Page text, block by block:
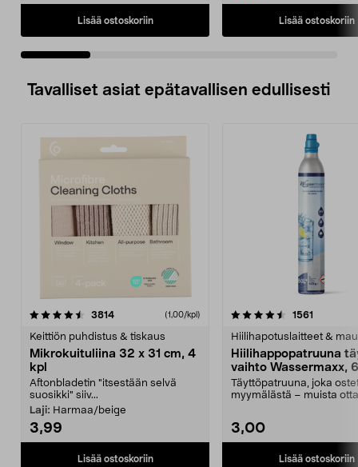
Lisää ostoskoriin Lisää ostoskoriin
Tavalliset asiat epätavallisen edullisesti
3814arvostelut (1,00/kpl)
Keittiön puhdistus & tiskaus
Mikrokuituliina 32 x 31 cm, 4
kpl
Aftonbladetin "itsestään selvä
suosikki" siiv...
Laji: Harmaa/beige
3,99
Lisää ostoskoriin
4.5viidestä
1561
Hiilihapotuslaitteet &
Hiilihappopatruuna
vaihto Wassermaxx,
Täyttöpatruuna, joka
myymälästä – muista
3,00
Lisää ostoskoriin
4.5viidestä